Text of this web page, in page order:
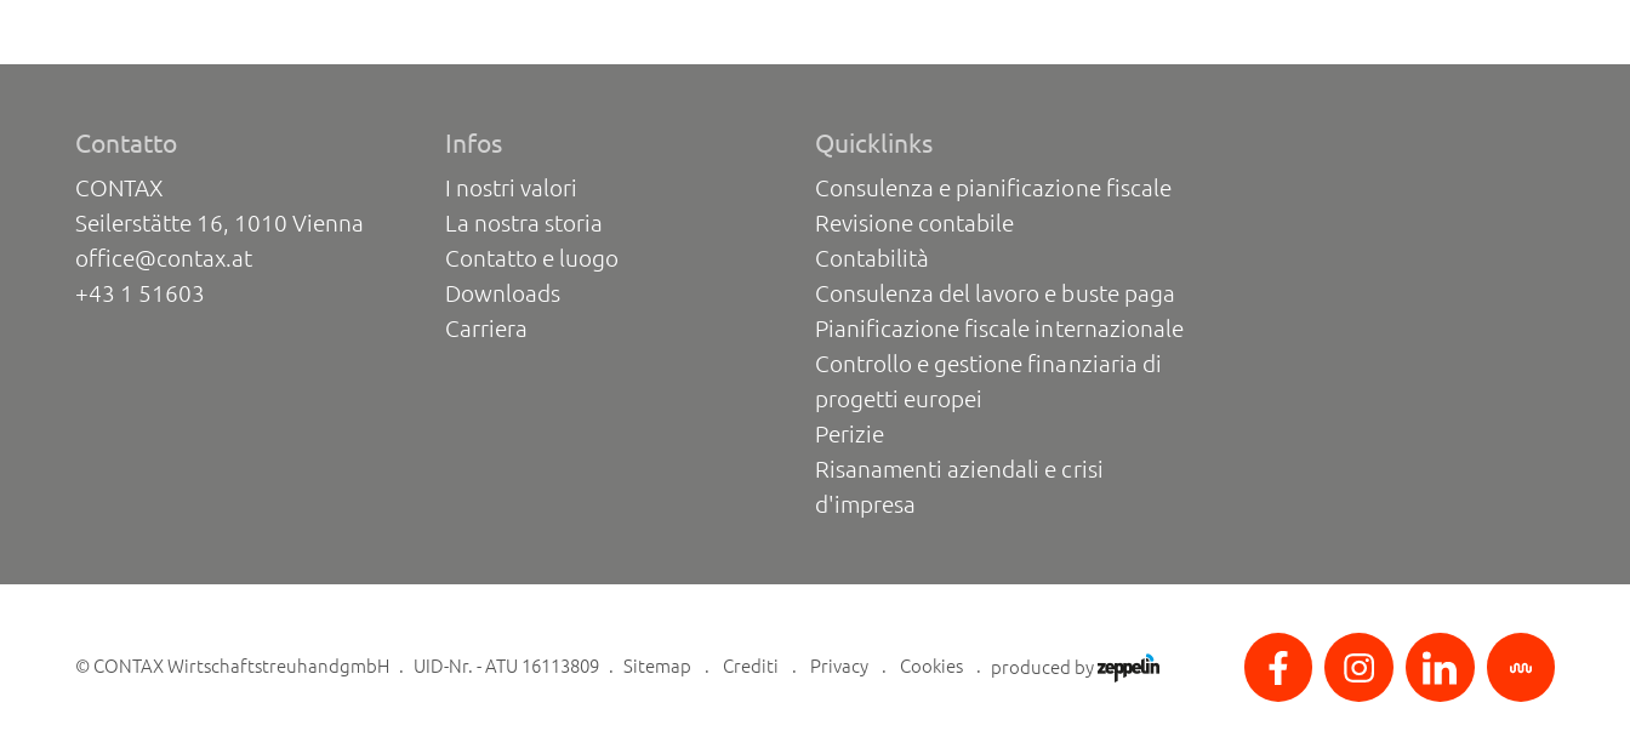
Contatto
CONTAX
Seilerstätte 16, 1010 Vienna
office@contax.at
+43 1 51603
Infos
I nostri valori
La nostra storia
Contatto e luogo
Downloads
Carriera
Quicklinks
Consulenza e pianificazione fiscale
Revisione contabile
Contabilità
Consulenza del lavoro e buste paga
Pianificazione fiscale internazionale
Controllo e gestione finanziaria di
progetti europei
Perizie
Risanamenti aziendali e crisi
d'impresa
© CONTAX WirtschaftstreuhandgmbH UID-Nr. - ATU 16113809 Sitemap Crediti Privacy Cookies produced by